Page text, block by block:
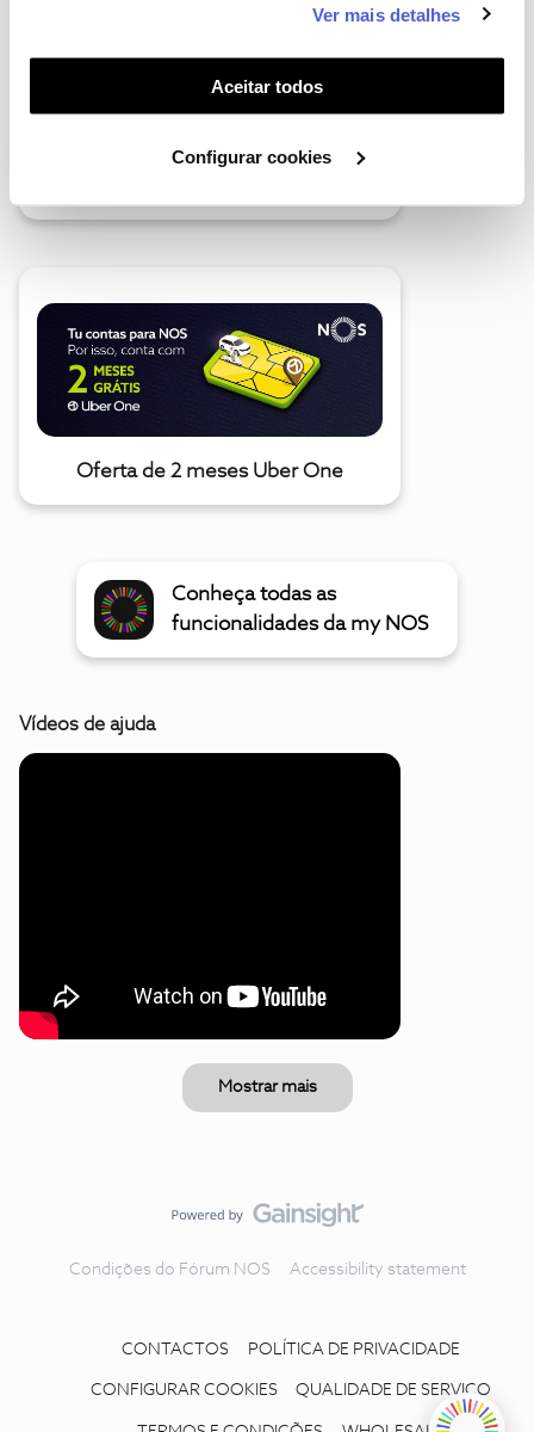
funcionalidades (cookies de personalização e
funcionalidade) e adaptar anúncios aos seus interesses
(cookies de publicidade personalizada). Pode gerir a
utilização dos cookies clicando em "Configurar
Ver mais detalhes
Aceitar todos
Configurar cookies
Oferta de 2 meses Uber One
Conheça todas as
funcionalidades da my NOS
Vídeos de ajuda
Mostrar mais
Condições do Fórum NOS Accessibility statement
CONTACTOS POLÍTICA DE PRIVACIDADE
CONFIGURAR COOKIES QUALIDADE DE SERVIÇO